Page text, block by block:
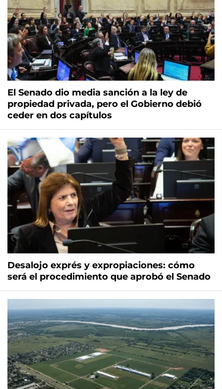
El Senado dio media sanción a la ley de
propiedad privada, pero el Gobierno debió
ceder en dos capítulos
Desalojo exprés y expropiaciones: cómo
será el procedimiento que aprobó el Senado